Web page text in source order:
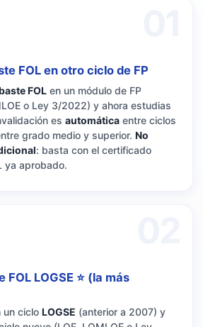
FOL en otro ciclo de FP
FOL en un módulo de FP
o Ley 3/2022) y ahora estudias
es automática entre ciclos
grado medio y superior. No
: basta con el certificado
ya aprobado.
FOL LOGSE ⭐ (la más
un ciclo LOGSE (anterior a 2007) y